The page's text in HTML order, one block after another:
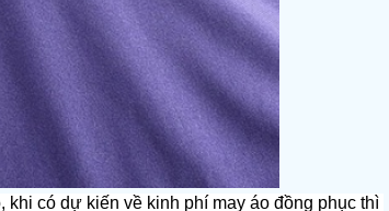
có dự kiến về kinh phí may áo đồng phục thì